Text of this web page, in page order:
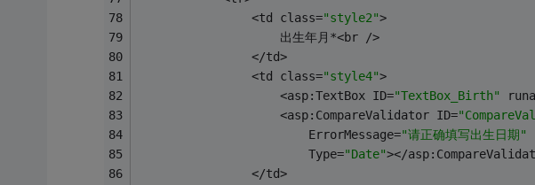
                <td class=
"style2">
                    出生年月*<br />
                </td>
                <td class=
"style4">
                    <asp:TextBox ID=
"TextBox_Birth"
                    <asp:CompareValidator ID=
                        ErrorMessage=
"请正确填写出生日期"
                        Type=
"Date"></
                </td>